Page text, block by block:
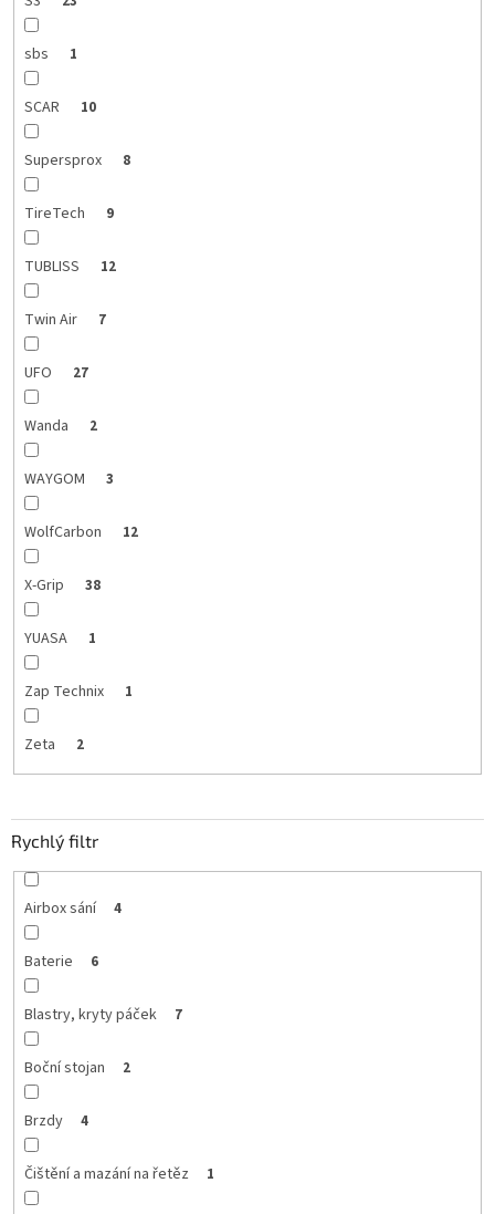
sbs 1
SCAR 10
Supersprox 8
TireTech 9
TUBLISS 12
Twin Air 7
UFO 27
Wanda 2
WAYGOM 3
WolfCarbon 12
X-Grip 38
YUASA 1
Zap Technix 1
Zeta 2
Rychlý filtr
Airbox sání 4
Baterie 6
Blastry, kryty páček 7
Boční stojan 2
Brzdy 4
Čištění a mazání na řetěz 1